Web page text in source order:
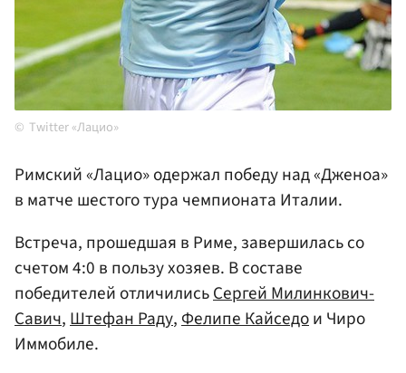
Twitter «Лацио»
Римский «Лацио» одержал победу над «Дженоа»
в матче шестого тура чемпионата Италии.
Встреча, прошедшая в Риме, завершилась со
счетом 4:0 в пользу хозяев. В составе
победителей отличилисьСергей Милинкович-
Савич,Штефан Раду,Фелипе Кайседои Чиро
Иммобиле.